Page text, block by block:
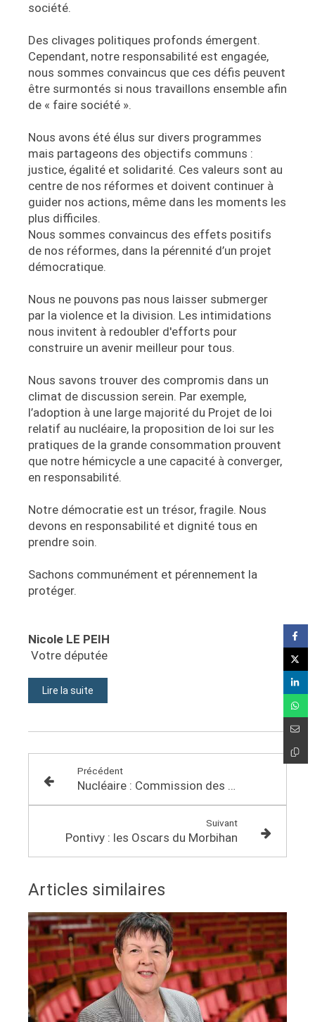
société.
Des clivages politiques profonds émergent.
Cependant, notre responsabilité est engagée,
nous sommes convaincus que ces défis peuvent
être surmontés si nous travaillons ensemble afin
de « faire société ».
Nous avons été élus sur divers programmes
mais partageons des objectifs communs :
justice, égalité et solidarité. Ces valeurs sont au
centre de nos réformes et doivent continuer à
guider nos actions, même dans les moments les
plus difficiles.
Nous sommes convaincus des effets positifs
de nos réformes, dans la pérennité d’un projet
démocratique.
Nous ne pouvons pas nous laisser submerger
par la violence et la division. Les intimidations
nous invitent à redoubler d'efforts pour
construire un avenir meilleur pour tous.
Nous savons trouver des compromis dans un
climat de discussion serein. Par exemple,
l’adoption à une large majorité du Projet de loi
relatif au nucléaire, la proposition de loi sur les
pratiques de la grande consommation prouvent
que notre hémicycle a une capacité à converger,
en responsabilité.
Notre démocratie est un trésor, fragile. Nous
devons en responsabilité et dignité tous en
prendre soin.
Sachons communément et pérennement la
protéger.
Nicole LE PEIH
Votre députée
Lire la suite
Précédent
Nucléaire : Commission des Affaires européennes
Suivant
Pontivy : les Oscars du Morbihan
Articles similaires